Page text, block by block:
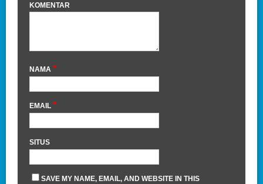
KOMENTAR
NAMA *
EMAIL *
SITUS
SAVE MY NAME, EMAIL, AND WEBSITE IN THIS